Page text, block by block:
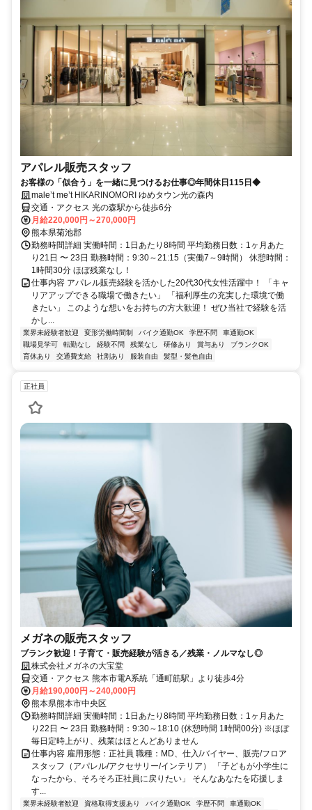
アパレル販売スタッフ
お客様の「似合う」を一緒に見つけるお仕事◎年間休日115日◆
male’t me’t HIKARINOMORI ゆめタウン光の森内
交通・アクセス 光の森駅から徒歩6分
月給220,000円～270,000円
熊本県菊池郡
勤務時間詳細 実働時間：1日あたり8時間 平均勤務日数：1ヶ月あた
り21日 〜 23日 勤務時間：9:30～21:15（実働7～9時間） 休憩時間：
1時間30分 ほぼ残業なし！
仕事内容 アパレル販売経験を活かした20代30代女性活躍中！ 「キャ
リアアップできる職場で働きたい」 「福利厚生の充実した環境で働
きたい」 このような想いをお持ちの方大歓迎！ ぜひ当社で経験を活
かし...
業界未経験者歓迎 変形労働時間制 バイク通勤OK 学歴不問
車通勤OK
職場見学可
転勤なし 経験不問 残業なし 研修あり 賞与あり
ブランクOK
育休あり
交通費支給 社割あり 服装自由 髪型・髪色自由
正社員
メガネの販売スタッフ
ブランク歓迎！子育て・販売経験が活きる／残業・ノルマなし◎
株式会社メガネの大宝堂
交通・アクセス 熊本市電A系統「通町筋駅」より徒歩4分
月給190,000円～240,000円
熊本県熊本市中央区
勤務時間詳細 実働時間：1日あたり8時間 平均勤務日数：1ヶ月あた
り22日 〜 23日 勤務時間：9:30～18:10 (休憩時間 1時間00分) ※ほぼ
毎日定時上がり、残業はほとんどありません
仕事内容 雇用形態：正社員 職種：MD、仕入/バイヤー、販売/フロア
スタッフ（アパレル/アクセサリー/インテリア） 「子どもが小学生に
なったから、そろそろ正社員に戻りたい」 そんなあなたを応援しま
す...
業界未経験者歓迎 資格取得支援あり バイク通勤OK 学歴不問
車通勤OK